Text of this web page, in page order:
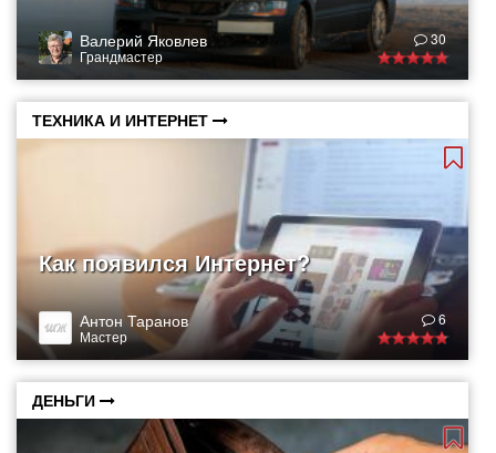
Валерий Яковлев
Грандмастер
30
ТЕХНИКА И ИНТЕРНЕТ
Как появился Интернет?
Антон Таранов
Мастер
6
ДЕНЬГИ